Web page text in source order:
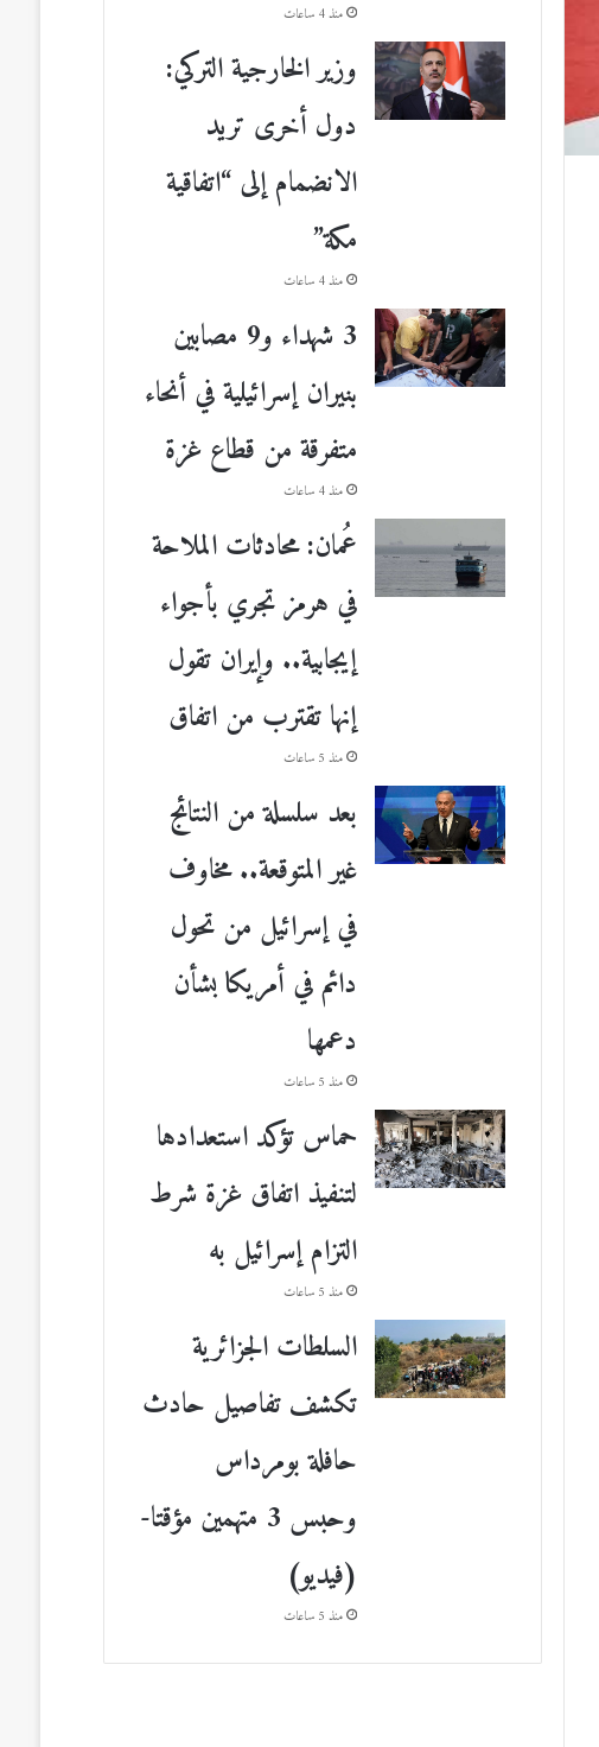
منذ 4 ساعات
وزير الخارجية التركي:
دول أخرى تريد
الانضمام إلى “اتفاقية
مكة”
منذ 4 ساعات
3 شهداء و9 مصابين
بنيران إسرائيلية في أنحاء
متفرقة من قطاع غزة
منذ 4 ساعات
عُمان: محادثات الملاحة
في هرمز تجري بأجواء
إيجابية.. وإيران تقول
إنها تقترب من اتفاق
منذ 5 ساعات
بعد سلسلة من النتائج
غير المتوقعة.. مخاوف
في إسرائيل من تحول
دائم في أمريكا بشأن
دعمها
منذ 5 ساعات
حماس تؤكد استعدادها
لتنفيذ اتفاق غزة شرط
التزام إسرائيل به
منذ 5 ساعات
السلطات الجزائرية
تكشف تفاصيل حادث
حافلة بومرداس
وحبس 3 متهمين مؤقتا-
(فيديو)
منذ 5 ساعات